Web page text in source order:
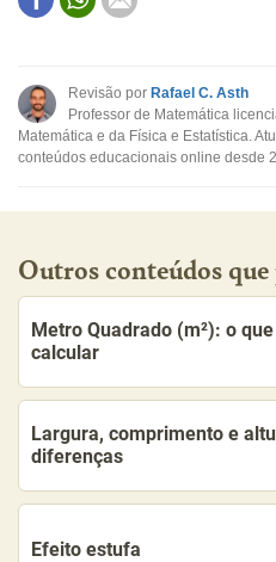
Este conteúdo não tem a
Outro
Revisão por Rafael C. Asth
Professor de Matemática
Matemática e da Física e Estatística.
conteúdos educacionais online desde
Outros conteúdos
Metro Quadrado (m²): o
calcular
Largura, comprimento e
diferenças
Efeito estufa